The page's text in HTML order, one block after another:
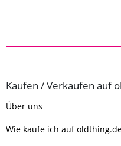
Kaufen / Verkaufen auf
Über uns
Wie kaufe ich auf